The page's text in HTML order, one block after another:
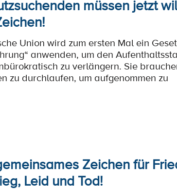
müssen jetzt
Union wird zum ersten Mal ein
anwenden, um den
zu verlängern. Sie
zu durchlaufen, um aufgenommen zu
Zeichen für
Leid und Tod!